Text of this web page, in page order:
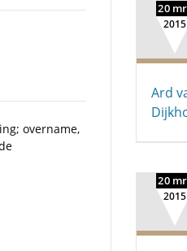
overname,
20
2015
Ard
20
2015